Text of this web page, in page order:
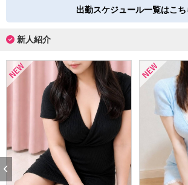
出勤スケジュール一覧はこち
新人紹介